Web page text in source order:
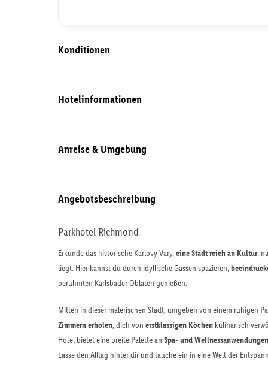
Konditionen
Hotelinformationen
Anreise & Umgebung
Angebotsbeschreibung
Parkhotel Richmond
Erkunde das historische Karlovy Vary,eine Stadt reich an Kultur,
liegt. Hier kannst du durch idyllische Gassen spazieren,
berühmten Karlsbader Oblaten genießen.
Mitten in dieser malerischen Stadt, umgeben von einem ruhigen
Zimmern erholen, dich von erstklassigen Köchen kulinarisch
Hotel bietet eine breite Palette an Spa- und Wellnessanwendungen
Lasse den Alltag hinter dir und tauche ein in eine Welt der